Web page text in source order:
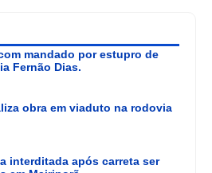
mandado por estupro de
Fernão Dias.
obra em viaduto na rodovia
interditada após carreta ser